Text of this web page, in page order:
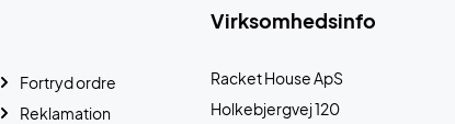
Virksomhedsinfo
Racket House ApS
Holkebjergvej 120
Fortryd ordre
Reklamation